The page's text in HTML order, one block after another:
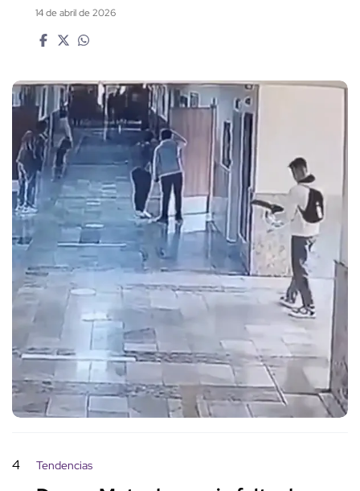
14 de abril de 2026
4 Tendencias